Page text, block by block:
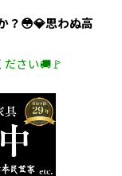
？😳💎思わぬ高
さい🚚🚩